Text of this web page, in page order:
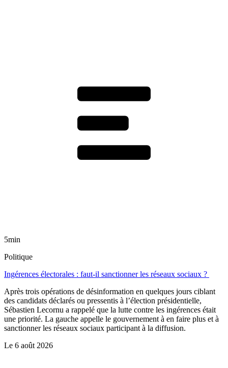
5min
Politique
Ingérences électorales : faut-il sanctionner les réseaux sociaux ?
Après trois opérations de désinformation en quelques jours ciblant
des candidats déclarés ou pressentis à l’élection présidentielle,
Sébastien Lecornu a rappelé que la lutte contre les ingérences était
une priorité. La gauche appelle le gouvernement à en faire plus et à
sanctionner les réseaux sociaux participant à la diffusion.
Le 6 août 2026